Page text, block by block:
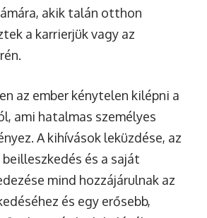
akik talán otthon
a karrierjük vagy az
az ember kénytelen kilépni a
ami hatalmas személyes
A kihívások leküzdése, az
és a saját
mind hozzájárulnak az
és egy erősebb,